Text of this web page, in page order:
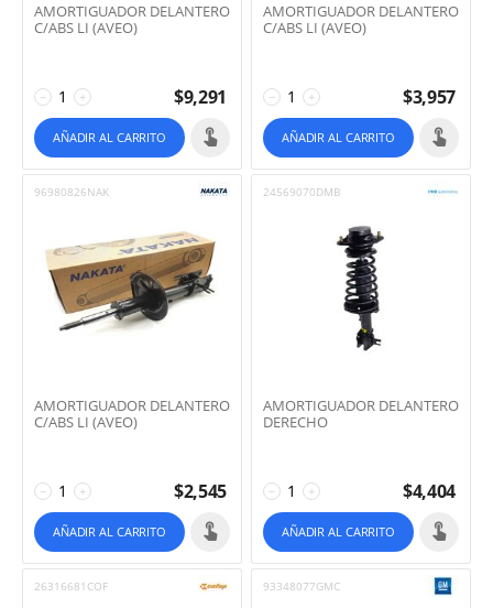
AMORTIGUADOR DELANTERO
C/ABS LI (AVEO)
+
− $9,291
AÑADIR AL CARRITO
AMORTIGUADOR DELANTERO
C/ABS LI (AVEO)
+
− $3,957
AÑADIR AL CARRITO
96980826NAK
AMORTIGUADOR DELANTERO
C/ABS LI (AVEO)
+
− $2,545
AÑADIR AL CARRITO
24569070DMB
AMORTIGUADOR DELANTERO
DERECHO
+
− $4,404
AÑADIR AL CARRITO
26316681COF 93348077GMC